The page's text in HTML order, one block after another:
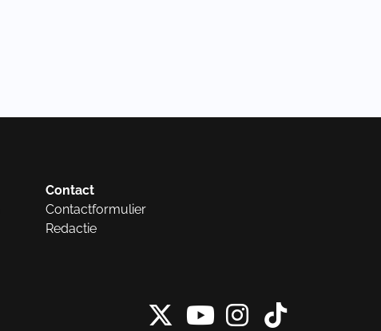
Contact
Contactformulier
Redactie
X vanInstagram
Tiktok